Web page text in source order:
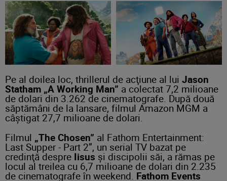
Pe al doilea loc, thrillerul de acţiune al lui Jason
Statham „A Working Man” a colectat 7,2 milioane
de dolari din 3.262 de cinematografe. După două
săptămâni de la lansare, filmul Amazon MGM a
câştigat 27,7 milioane de dolari.
Filmul „The Chosen” al Fathom Entertainment:
Last Supper - Part 2”, un serial TV bazat pe
credinţă despre Iisus şi discipolii săi, a rămas pe
locul al treilea cu 6,7 milioane de dolari din 2.235
de cinematografe în weekend. Fathom Events